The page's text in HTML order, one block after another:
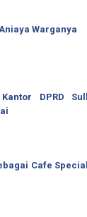
Warganya
DPRD
Cafe